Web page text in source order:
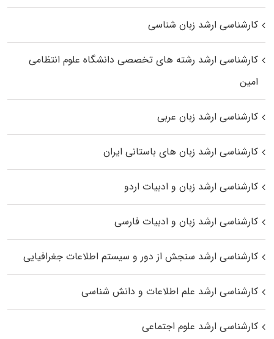
کارشناسی ارشد زبان شناسی
کارشناسی ارشد رﺷﺘﻪ ﻫﺎی تخصصی داﻧﺸﮕﺎه ﻋﻠﻮم انتظامی
اﻣﻴﻦ
کارشناسی ارشد زبان عربی
کارشناسی ارشد زبان‌ های باستانی ایران
کارشناسی ارشد زبان و ادبیات اردو
کارشناسی ارشد زبان و ادبیات فارسی
کارشناسی ارشد سنجش از دور و سیستم اطلاعات جغرافیایی
کارشناسی ارشد علم اطلاعات و دانش شناسی
کارشناسی ارشد علوم اجتماعی